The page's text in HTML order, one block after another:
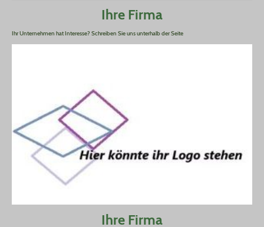
Ihre Firma
Ihr Unternehmen hat Interesse? Schreiben Sie uns unterhalb der Seite
Ihre Firma